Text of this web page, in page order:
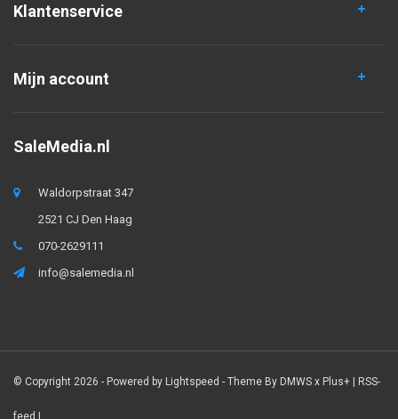
Klantenservice
Mijn account
SaleMedia.nl
Waldorpstraat 347
2521 CJ Den Haag
070-2629111
info@salemedia.nl
© Copyright 2026 - Powered by Lightspeed - Theme By DMWS x Plus+ | RSS-
feed |